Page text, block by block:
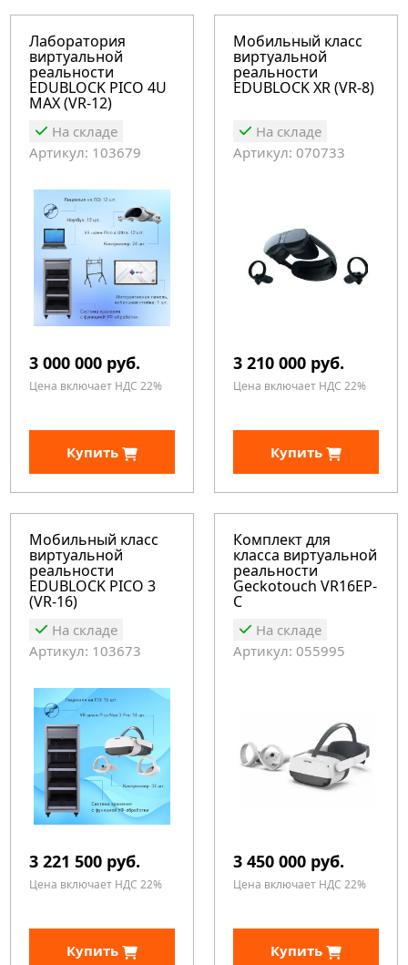
Лаборатория
виртуальной
реальности
EDUBLOCK PICO 4U
MAX (VR-12)
На складе
Артикул: 103679
3 000 000 руб.
Цена включает НДС 22%
Купить
Мобильный класс
виртуальной
реальности
EDUBLOCK XR (VR-8)
На складе
Артикул: 070733
3 210 000 руб.
Цена включает НДС 22%
Купить
Мобильный класс
виртуальной
реальности
EDUBLOCK PICO 3
(VR-16)
На складе
Артикул: 103673
3 221 500 руб.
Цена включает НДС 22%
Купить
Комплект для
класса виртуальной
реальности
Geckotouch VR16EP-
C
На складе
Артикул: 055995
3 450 000 руб.
Цена включает НДС 22%
Купить